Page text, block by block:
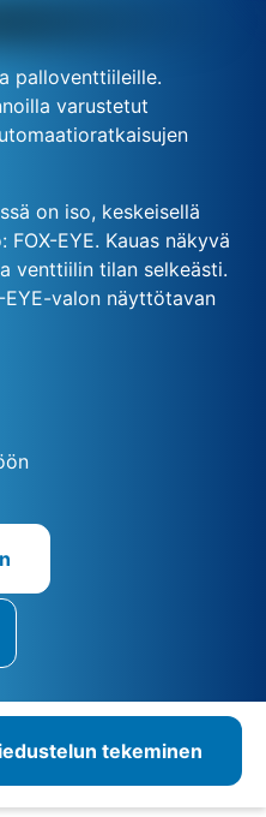
palloventtiileille.
varustetut
on iso, keskeisellä
EYE. Kauas näkyvä
venttiilin tilan selkeästi.
valon näyttötavan
tekeminen